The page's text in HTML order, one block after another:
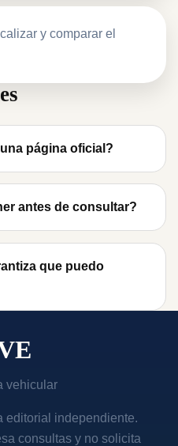
y comparar el
página oficial?
antes de consultar?
que puedo
vehicular
editorial independiente.
consultas y no solicita